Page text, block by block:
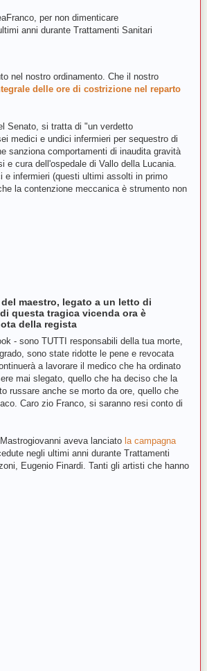
per non dimenticare
anni durante Trattamenti Sanitari
nel nostro ordinamento. Che il nostro
delle ore di costrizione nel reparto
Senato, si tratta di "un verdetto
medici e undici infermieri per sequestro di
sanziona comportamenti di inaudita gravità
cura dell'ospedale di Vallo della Lucania.
e infermieri (questi ultimi assolti in primo
la contenzione meccanica è strumento non
maestro, legato a un letto di
questa tragica vicenda ora è
della regista
- sono TUTTI responsabili della tua morte,
sono state ridotte le pene e revocata
a lavorare il medico che ha ordinato
mai slegato, quello che ha deciso che la
russare anche se morto da ore, quello che
Caro zio Franco, si saranno resi conto di
aveva lanciato la campagna
negli ultimi anni durante Trattamenti
Eugenio Finardi. Tanti gli artisti che hanno